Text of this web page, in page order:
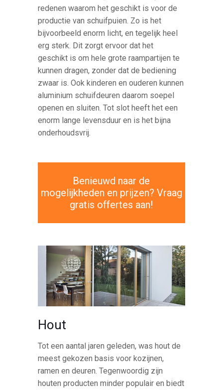
redenen waarom het geschikt is voor de
productie van schuifpuien. Zo is het
bijvoorbeeld enorm licht, en tegelijk heel
erg sterk. Dit zorgt ervoor dat het
geschikt is om hele grote raampartijen te
kunnen dragen, zonder dat de bediening
zwaar is. Ook kinderen en ouderen kunnen
aluminium schuifdeuren daarom soepel
openen en sluiten. Tot slot heeft het een
enorm lange levensduur en is het bijna
onderhoudsvrij.
Benieuwd naar de
mogelijkheden en prijzen? Vraag
gratis offertes aan!
Hout
Tot een aantal jaren geleden, was hout de
meest gekozen basis voor kozijnen,
ramen en deuren. Tegenwoordig zijn
houten producten minder populair en biedt